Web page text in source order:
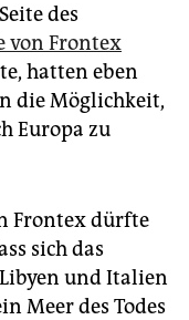
des
von Frontex
hatten eben
die Möglichkeit,
Europa zu
Frontex dürfte
sich das
und Italien
Meer des Todes